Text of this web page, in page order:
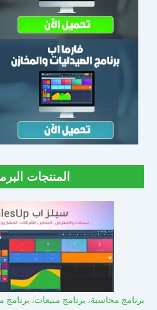
المنتجات
برنامج محاسبة، برنامج مبيعات،